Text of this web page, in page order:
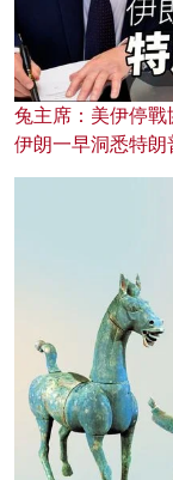
兔主席：美伊停戰
伊朗一早洞悉特朗